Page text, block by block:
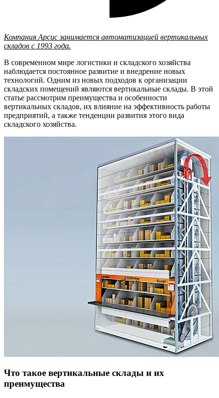
Компания Арсис занимается автоматизацией вертикальных
складов с 1993 года.
В современном мире логистики и складского хозяйства
наблюдается постоянное развитие и внедрение новых
технологий. Одним из новых подходов к организации
складских помещений являются вертикальные склады. В этой
статье рассмотрим преимущества и особенности
вертикальных складов, их влияние на эффективность работы
предприятий, а также тенденции развития этого вида
складского хозяйства.
Что такое вертикальные склады и их
преимущества